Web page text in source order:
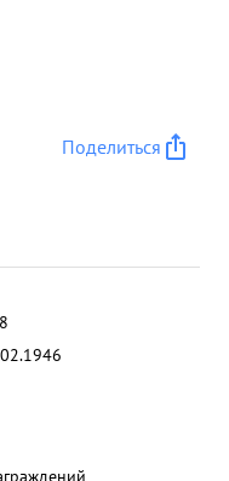
Поделиться